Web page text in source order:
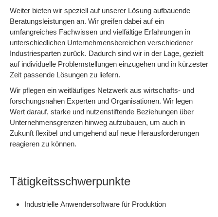
Weiter bieten wir speziell auf unserer Lösung aufbauende
Beratungsleistungen an. Wir greifen dabei auf ein
umfangreiches Fachwissen und vielfältige Erfahrungen in
unterschiedlichen Unternehmensbereichen verschiedener
Industriesparten zurück. Dadurch sind wir in der Lage, gezielt
auf individuelle Problemstellungen einzugehen und in kürzester
Zeit passende Lösungen zu liefern.
Wir pflegen ein weitläufiges Netzwerk aus wirtschafts- und
forschungsnahen Experten und Organisationen. Wir legen
Wert darauf, starke und nutzenstiftende Beziehungen über
Unternehmensgrenzen hinweg aufzubauen, um auch in
Zukunft flexibel und umgehend auf neue Herausforderungen
reagieren zu können.
Tätigkeitsschwerpunkte
Industrielle Anwendersoftware für Produktion